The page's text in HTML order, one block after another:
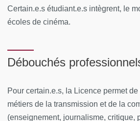
Certain.e.s étudiant.e.s intègrent, le
écoles de cinéma.
Débouchés
Pour certain.e.s, la Licence permet
métiers de la transmission et de la
(enseignement, journalisme, critique,